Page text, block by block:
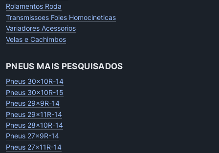
Rolamentos Roda
Transmissoes Foles Homocineticas
Variadores Acessorios
Velas e Cachimbos
PNEUS MAIS PESQUISADOS
Pneus 30x10R-14
Pneus 30x10R-15
Pneus 29x9R-14
Pneus 29x11R-14
Pneus 28x10R-14
Pneus 27x9R-14
Pneus 27x11R-14